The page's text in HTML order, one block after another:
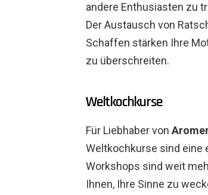
andere Enthusiasten zu
Der Austausch von
Schaffen stärken Ihre
zu überschreiten.
Weltkochkurse
Für Liebhaber von
Weltkochkurse sind eine
Workshops sind weit
Ihnen, Ihre Sinne zu